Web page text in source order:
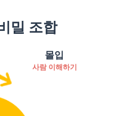
밀 조합
몰입
사람 이해하기